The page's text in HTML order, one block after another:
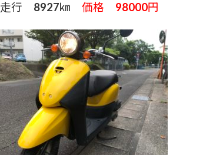
走行 8927㎞ 価格 98000円